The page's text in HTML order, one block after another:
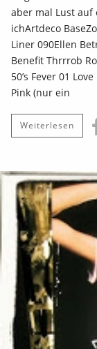
aber mal Lust auf
ichArtdeco
Liner 090Ellen
Benefit Thrrrob
50’s Fever 01
Pink (nur ein
Weiterlesen